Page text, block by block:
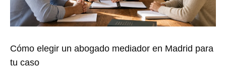
Cómo elegir un abogado mediador en Madrid para
tu caso